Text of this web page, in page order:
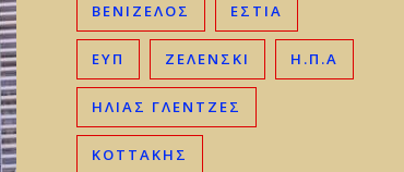
ΒΕΝΙΖΈΛΟΣ ΕΣΤΙΑ
ΕΥΠ ΖΕΛΕΝΣΚΙ Η.Π.Α
ΗΛΊΑΣ ΓΛΕΝΤΖΈΣ
ΚΟΤΤΑΚΗΣ